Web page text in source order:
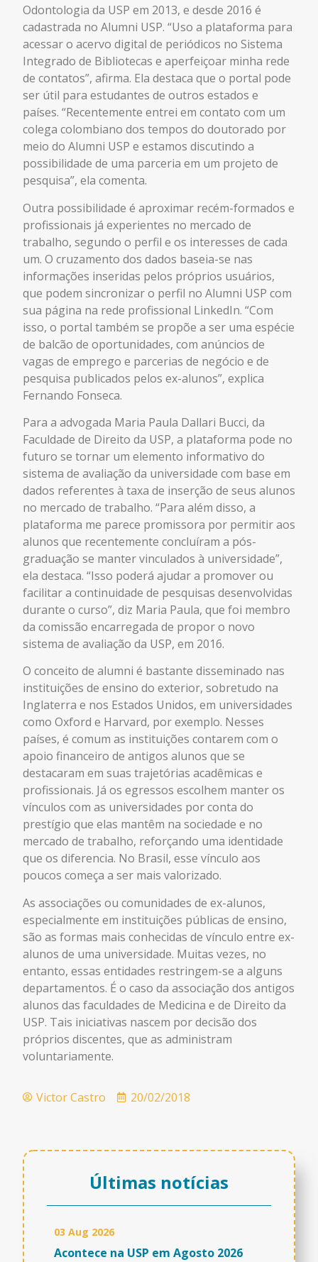
Odontologia da USP em 2013, e desde 2016 é
cadastrada no Alumni USP. “Uso a plataforma para
acessar o acervo digital de periódicos no Sistema
Integrado de Bibliotecas e aperfeiçoar minha rede
de contatos”, afirma. Ela destaca que o portal pode
ser útil para estudantes de outros estados e
países. “Recentemente entrei em contato com um
colega colombiano dos tempos do doutorado por
meio do Alumni USP e estamos discutindo a
possibilidade de uma parceria em um projeto de
pesquisa”, ela comenta.
Outra possibilidade é aproximar recém-formados e
profissionais já experientes no mercado de
trabalho, segundo o perfil e os interesses de cada
um. O cruzamento dos dados baseia-se nas
informações inseridas pelos próprios usuários,
que podem sincronizar o perfil no Alumni USP com
sua página na rede profissional LinkedIn. “Com
isso, o portal também se propõe a ser uma espécie
de balcão de oportunidades, com anúncios de
vagas de emprego e parcerias de negócio e de
pesquisa publicados pelos ex-alunos”, explica
Fernando Fonseca.
Para a advogada ​Maria Paula Dallari Bucci​, da
Faculdade de Direito da USP, a plataforma pode no
futuro se tornar um elemento informativo do
sistema de avaliação da universidade com base em
dados referentes à taxa de inserção de seus alunos
no mercado de trabalho. “Para além disso, a
plataforma me parece promissora por permitir aos
alunos que recentemente concluíram a pós-
graduação se manter vinculados à universidade”,
ela destaca. “Isso poderá ajudar a promover ou
facilitar a continuidade de pesquisas desenvolvidas
durante o curso”, diz Maria Paula, que foi membro
da comissão encarregada de propor o novo
sistema de avaliação da USP, em 2016.
O conceito de alumni é bastante disseminado nas
instituições de ensino do exterior, sobretudo na
Inglaterra e nos Estados Unidos, em universidades
como Oxford e Harvard, por exemplo. Nesses
países, é comum as instituições contarem com o
apoio financeiro de antigos alunos que se
destacaram em suas trajetórias acadêmicas e
profissionais. Já os egressos escolhem manter os
vínculos com as universidades por conta do
prestígio que elas mantêm na sociedade e no
mercado de trabalho, reforçando uma identidade
que os diferencia. No Brasil, esse vínculo aos
poucos começa a ser mais valorizado.
As associações ou comunidades de ex-alunos,
especialmente em instituições públicas de ensino,
são as formas mais conhecidas de vínculo entre ex-
alunos de uma universidade. Muitas vezes, no
entanto, essas entidades restringem-se a alguns
departamentos. É o caso da associação dos antigos
alunos das faculdades de Medicina e de Direito da
USP. Tais iniciativas nascem por decisão dos
próprios discentes, que as administram
voluntariamente.
Victor Castro 20/02/2018
Últimas notícias
03 Aug 2026
Acontece na USP em Agosto 2026